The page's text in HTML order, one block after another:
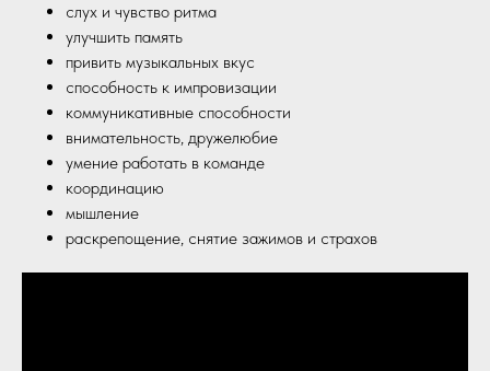
слух и чувство ритма
улучшить память
привить музыкальных вкус
способность к импровизации
коммуникативные способности
внимательность, дружелюбие
умение работать в команде
координацию
мышление
раскрепощение, снятие зажимов и страхов